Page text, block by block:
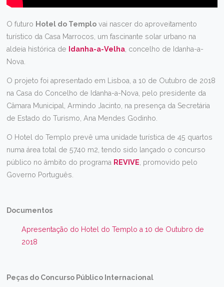
O futuro Hotel do Templo vai nascer do aproveitamento
turístico da Casa Marrocos, um fascinante solar urbano na
aldeia histórica de
Idanha-a-Velha, concelho de Idanha-a-
Nova.
O projeto foi apresentado em Lisboa, a 10 de Outubro de 2018
na Casa do Concelho de Idanha-a-Nova, pelo presidente da
Câmara Municipal, Armindo Jacinto, na presença da Secretária
de Estado do Turismo, Ana Mendes Godinho.
O Hotel do Templo prevê uma unidade turística de 45 quartos
numa área total de 5740 m2, tendo sido lançado o concurso
público no âmbito do programa REVIVE, promovido pelo
Governo Português.
Documentos
Apresentação do Hotel do Templo a 10 de Outubro de
2018
Peças do Concurso Público Internacional